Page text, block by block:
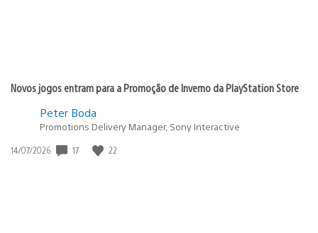
Novos jogos entram para a Promoção de Inverno da PlayStation Store
Peter Boda
Promotions Delivery Manager, Sony Interactive
Data
14/07/2026 17 22